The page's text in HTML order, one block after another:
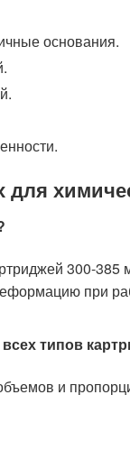
основания.
300-
при
типов
и